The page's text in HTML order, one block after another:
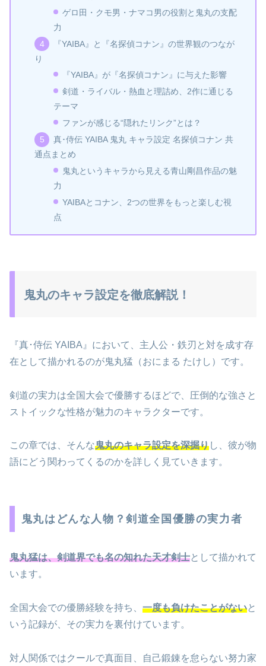
ゲロ田・クモ男・ナマコ男の役割と鬼丸の支配
力
『YAIBA』と『名探偵コナン』の世界観のつなが
り
『YAIBA』が『名探偵コナン』に与えた影響
剣道・ライバル・熱血と理詰め、2作に通じる
テーマ
ファンが感じる“隠れたリンク”とは？
真･侍伝 YAIBA 鬼丸 キャラ設定 名探偵コナン 共
通点まとめ
鬼丸というキャラから見える青山剛昌作品の魅
力
YAIBAとコナン、2つの世界をもっと楽しむ視
点
鬼丸のキャラ設定を徹底解説！
『真･侍伝 YAIBA』において、主人公・鉄刃と対を成す存
在として描かれるのが鬼丸猛（おにまる たけし）です。
剣道の実力は全国大会で優勝するほどで、圧倒的な強さと
ストイックな性格が魅力のキャラクターです。
この章では、そんな鬼丸のキャラ設定を深掘りし、彼が物
語にどう関わってくるのかを詳しく見ていきます。
鬼丸はどんな人物？剣道全国優勝の実力者
鬼丸猛は、剣道界でも名の知れた天才剣士として描かれて
います。
全国大会での優勝経験を持ち、 一度も負けたことがないと
いう記録が、その実力を裏付けています。
対人関係ではクールで真面目、自己鍛錬を怠らない努力家